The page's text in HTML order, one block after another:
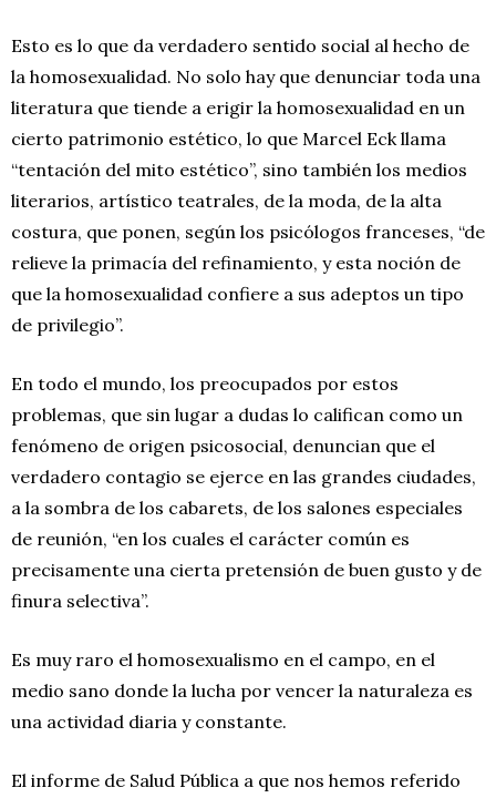
Esto es lo que da verdadero sentido social al hecho de
la homosexualidad. No solo hay que denunciar toda una
literatura que tiende a erigir la homosexualidad en un
cierto patrimonio estético, lo que Marcel Eck llama
“tentación del mito estético”, sino también los medios
literarios, artístico teatrales, de la moda, de la alta
costura, que ponen, según los psicólogos franceses, “de
relieve la primacía del refinamiento, y esta noción de
que la homosexualidad confiere a sus adeptos un tipo
de privilegio”.
En todo el mundo, los preocupados por estos
problemas, que sin lugar a dudas lo califican como un
fenómeno de origen psicosocial, denuncian que el
verdadero contagio se ejerce en las grandes ciudades,
a la sombra de los cabarets, de los salones especiales
de reunión, “en los cuales el carácter común es
precisamente una cierta pretensión de buen gusto y de
finura selectiva”.
Es muy raro el homosexualismo en el campo, en el
medio sano donde la lucha por vencer la naturaleza es
una actividad diaria y constante.
El informe de Salud Pública a que nos hemos referido